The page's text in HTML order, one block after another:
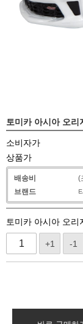
토미카 아시아 오
소비자가
상품가
배송비 (
브랜드
토미카 아시아 오리
+1 -1